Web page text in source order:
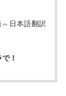
⇔日本語翻訳
！